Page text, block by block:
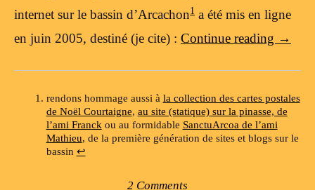
internet sur le bassin d’Arcachon1 a été mis en ligne
en juin 2005, destiné (je cite) : Continue reading →
rendons hommage aussi à la collection des cartes postales
de Noël Courtaigne, au site (statique) sur la pinasse, de
l’ami Franck ou au formidable SanctuArcoa de l’ami
Mathieu, de la première génération de sites et blogs sur le
bassin ↩
2 Comments